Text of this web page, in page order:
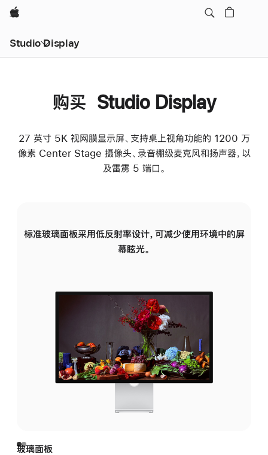
Apple
Studio Display
购买 Studio Display
27 英寸 5K 视网膜显示屏、支持桌上视角功能的 1200 万
像素 Center Stage 摄像头、录音棚级麦克风和扬声器，以
及雷雳 5 端口。
标准玻璃面板采用低反射率设计，可减少使用环境中的屏
幕眩光。
玻璃面板